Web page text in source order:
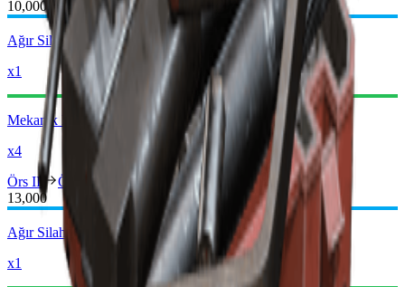
10,000
Ağır Silah Parçaları
x1
Mekanik Bileşenler
x4
Örs III
Örs IV
13,000
Ağır Silah Parçaları
x1